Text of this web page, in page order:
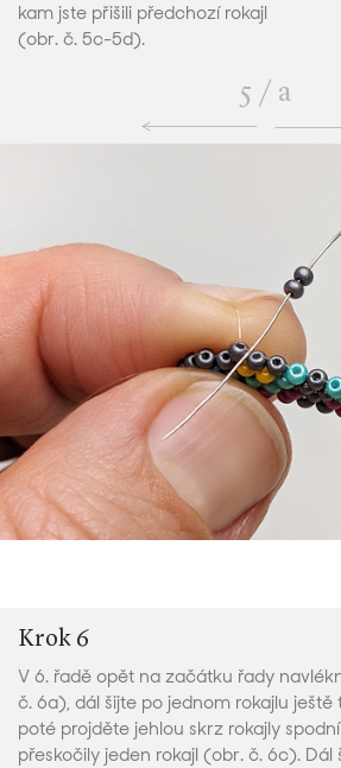
kam jste přišili předchozí rokajl
(obr. č. 5c-5d).
5 / a
Krok 6
V 6. řadě opět na začátku řady
č. 6a), dál šijte po jednom rokajlu ještě
poté projděte jehlou skrz rokajly
přeskočily jeden rokajl (obr. č. 6c). Dál